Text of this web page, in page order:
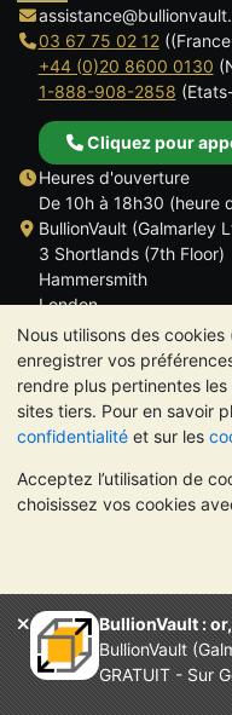
Nous utilisons des
enregistrer vos
rendre plus pertinentes
sites tiers. Pour en savoir
confidentialité et sur les
Acceptez l’utilisation de
choisissez vos cookies
BullionVault :
BullionVault
GRATUIT - Sur
03 67 75 02 12((France
+44 (0)20 8600 0130
1-888-908-2858
Cliquez pour
Heures d'ouverture
De 10h à 18h30 (heure
BullionVault (Galmarley
3 Shortlands (7th Floor)
Hammersmith
London
W6 8DA
ROYAUME UNI
TrustScore 4.6 | 534 avis
VEUILLEZ NOTER: La
bien baisser
garantissent pas
Internet de BullionVault
constitue un conseil en
professionnel est à
de métaux précieux vous
Entreprise enregistrée en
BullionVault Ltd © 2026